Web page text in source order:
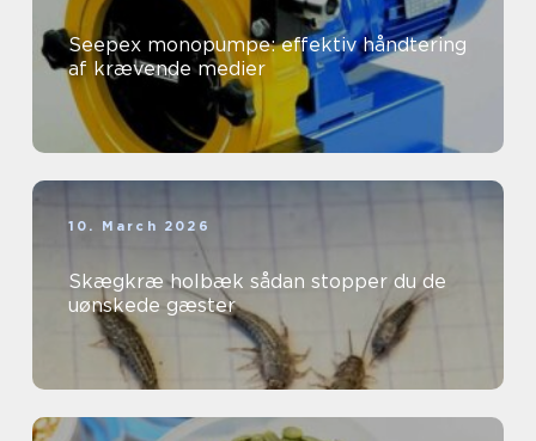
Seepex monopumpe: effektiv håndtering
af krævende medier
10. March 2026
Skægkræ holbæk sådan stopper du de
uønskede gæster